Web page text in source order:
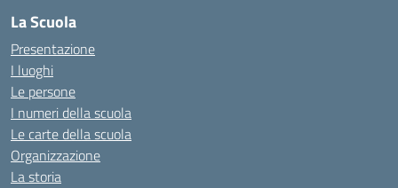
La Scuola
Presentazione
I luoghi
Le persone
I numeri della scuola
Le carte della scuola
Organizzazione
La storia